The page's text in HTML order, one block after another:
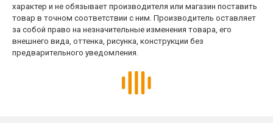
характер и не обязывает производителя или магазин поставить
товар в точном соответствии с ним. Производитель оставляет
за собой право на незначительные изменения товара, его
внешнего вида, оттенка, рисунка, конструкции без
предварительного уведомления.